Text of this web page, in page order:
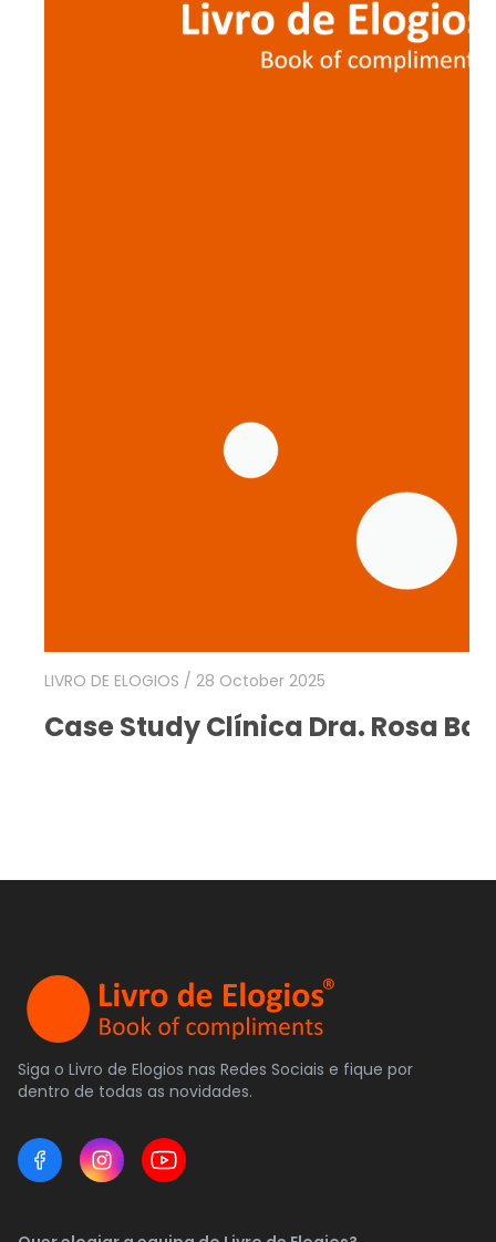
LIVRO DE ELOGIOS / 28 October 2025
Case Study Clínica Dra. Rosa
Siga o Livro de Elogios nas Redes Sociais e fique por
dentro de todas as novidades.